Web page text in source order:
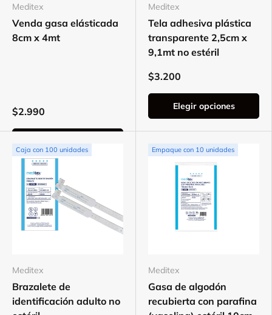
Meditex
Venda gasa elásticada
8cm x 4mt
$2.990
Meditex
Tela adhesiva plástica
transparente 2,5cm x
9,1mt no estéril
$3.200
Elegir opciones
Caja con 100 unidades
Meditex
Brazalete de
identificación adulto no
Empaque con 10 unidades
Meditex
Gasa de algodón
recubierta con parafina